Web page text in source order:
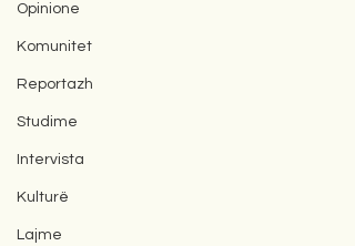
Opinione
Komunitet
Reportazh
Studime
Intervista
Kulturë
Lajme